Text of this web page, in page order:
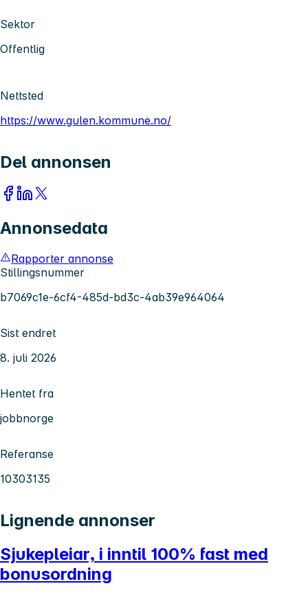
Sektor
Offentlig
Nettsted
https://www.gulen.kommune.no/
Del annonsen
Annonsedata
Rapporter annonse
Stillingsnummer
b7069c1e-6cf4-485d-bd3c-4ab39e964064
Sist endret
8. juli 2026
Hentet fra
jobbnorge
Referanse
10303135
Lignende annonser
Sjukepleiar, i inntil 100% fast med
bonusordning